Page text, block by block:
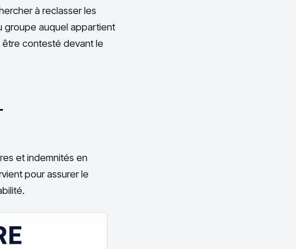
à reclasser les
groupe auquel appartient
être contesté devant le
et indemnités en
pour assurer le